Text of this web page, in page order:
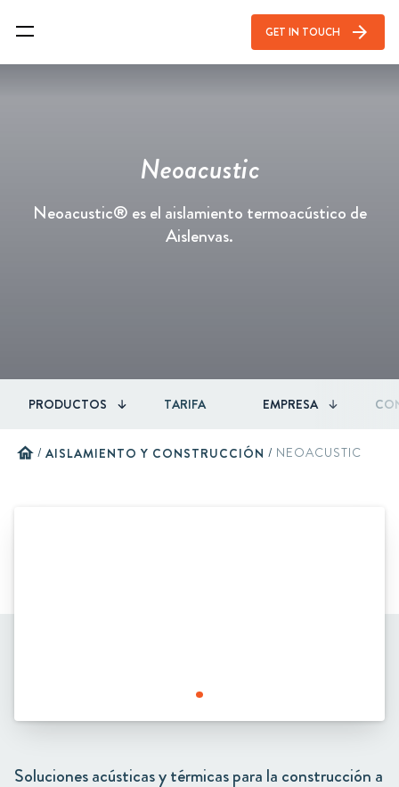
GET IN TOUCH arrow_forward
Neoacustic
Neoacustic® es el aislamiento termoacústico de
Aislenvas.
PRODUCTOS TARIFA EMPRESA
home / AISLAMIENTO Y CONSTRUCCIÓN / NEOACUSTIC
Soluciones acústicas y térmicas para la construcción a